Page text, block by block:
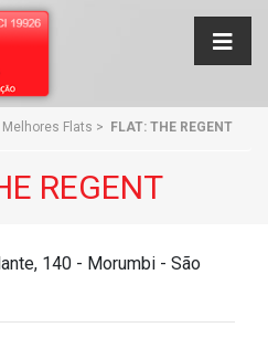
Flats > FLAT: THE REGENT
REGENT
140 - Morumbi - São